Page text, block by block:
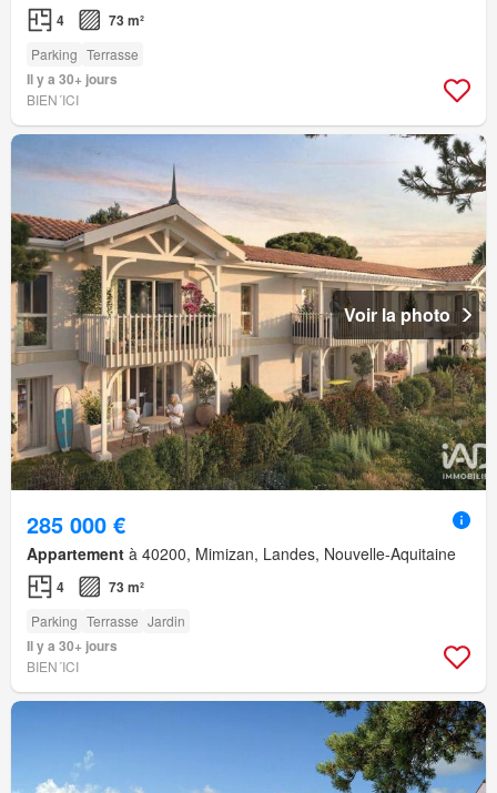
4 73 m²
Parking Terrasse
Il y a 30+ jours
BIEN´ICI
Voir la photo
285 000 €
Appartement à 40200, Mimizan, Landes, Nouvelle-Aquitaine
4 73 m²
Parking Terrasse Jardin
Il y a 30+ jours
BIEN´ICI